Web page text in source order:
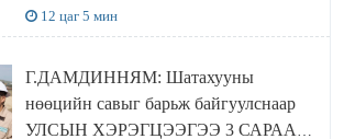
12 цаг 5 мин
Г.ДАМДИННЯМ: Шатахууны
нөөцийн савыг барьж байгуулснаар
УЛСЫН ХЭРЭГЦЭЭГЭЭ 3 САРААР